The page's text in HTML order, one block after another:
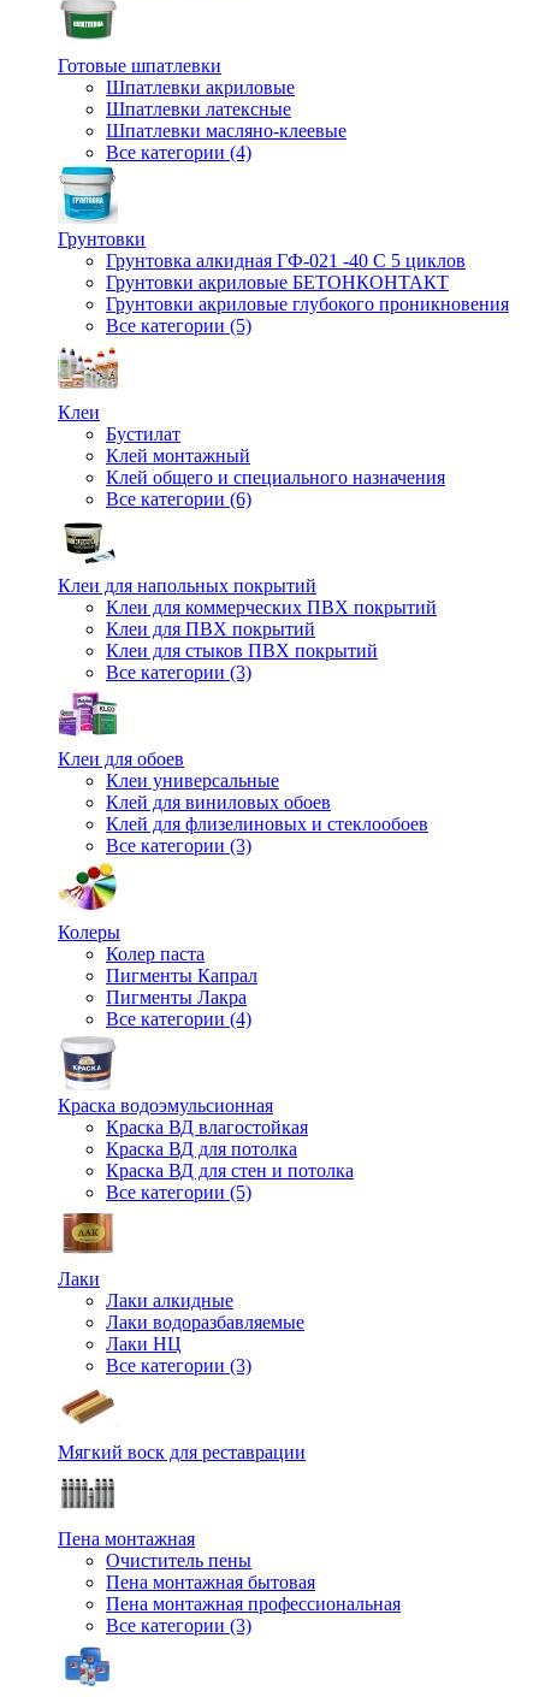
Готовые шпатлевки
Шпатлевки акриловые
Шпатлевки латексные
Шпатлевки масляно-клеевые
Все категории (4)
Грунтовки
Грунтовка алкидная ГФ-021 -40 С 5 циклов
Грунтовки акриловые БЕТОНКОНТАКТ
Грунтовки акриловые глубокого проникновения
Все категории (5)
Клеи
Бустилат
Клей монтажный
Клей общего и специального назначения
Все категории (6)
Клеи для напольных покрытий
Клеи для коммерческих ПВХ покрытий
Клеи для ПВХ покрытий
Клеи для стыков ПВХ покрытий
Все категории (3)
Клеи для обоев
Клеи универсальные
Клей для виниловых обоев
Клей для флизелиновых и стеклообоев
Все категории (3)
Колеры
Колер паста
Пигменты Капрал
Пигменты Лакра
Все категории (4)
Краска водоэмульсионная
Краска ВД влагостойкая
Краска ВД для потолка
Краска ВД для стен и потолка
Все категории (5)
Лаки
Лаки алкидные
Лаки водоразбавляемые
Лаки НЦ
Все категории (3)
Мягкий воск для реставрации
Пена монтажная
Очиститель пены
Пена монтажная бытовая
Пена монтажная профессиональная
Все категории (3)